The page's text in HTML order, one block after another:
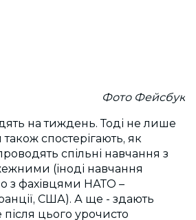
Фото Фейсбук
на тиждень. Тоді не лише
спостерігають, як
спільні навчання з
(іноді навчання
з фахівцями НАТО –
США). А ще - здають
цього урочисто